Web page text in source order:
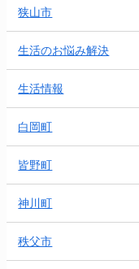
狭山市
生活のお悩み解決
生活情報
白岡町
皆野町
神川町
秩父市